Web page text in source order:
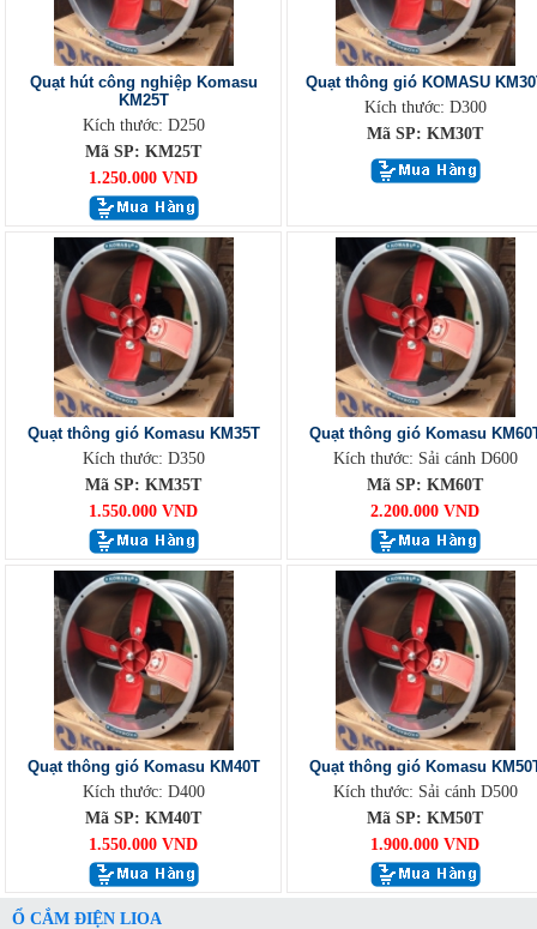
Quạt hút công nghiệp Komasu
KM25T
Kích thước: D250
Mã SP: KM25T
1.250.000 VND
Quạt thông gió KOMASU
Kích thước: D300
Mã SP: KM30T
Quạt thông gió Komasu KM35T
Kích thước: D350
Mã SP: KM35T
1.550.000 VND
Quạt thông gió Komasu
Kích thước: Sải cánh D600
Mã SP: KM60T
2.200.000 VND
Quạt thông gió Komasu KM40T
Kích thước: D400
Mã SP: KM40T
1.550.000 VND
Quạt thông gió Komasu
Kích thước: Sải cánh D500
Mã SP: KM50T
1.900.000 VND
Ổ CẮM ĐIỆN LIOA